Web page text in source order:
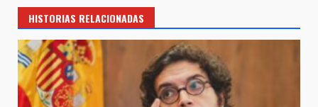
HISTORIAS RELACIONADAS